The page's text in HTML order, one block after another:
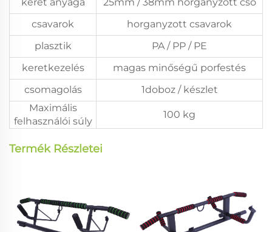
csavarok
horganyzott csavarok
plasztik
PA / PP / PE
keretkezelés
magas minőségű porfestés
csomagolás
1doboz / készlet
Maximális
felhasználói súly
100 kg
Termék Részletei